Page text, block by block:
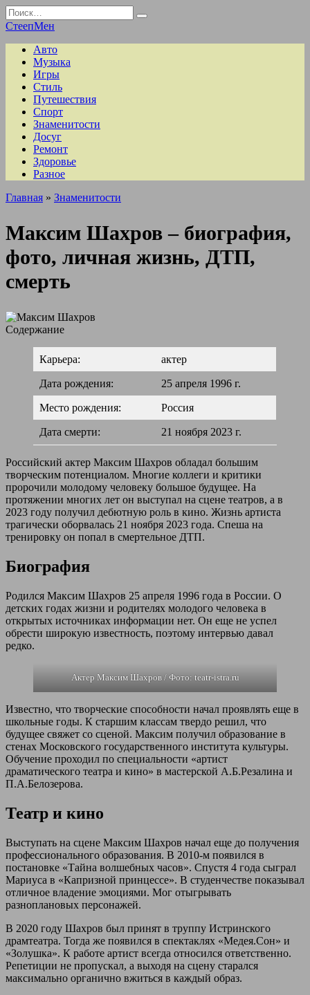
Перейти
к
Search
for:
СтеепМен
Авто
Музыка
Игры
Стиль
Путешествия
Спорт
Знаменитости
Досуг
Ремонт
Здоровье
Разное
Главная » Знаменитости
Максим Шахров – биография,
фото, личная жизнь, ДТП,
смерть
Содержание
Карьера: актер
Дата рождения: 25 апреля 1996 г.
Место рождения: Россия
Дата смерти: 21 ноября 2023 г.
Российский актер Максим Шахров обладал большим
творческим потенциалом. Многие коллеги и критики
пророчили молодому человеку большое будущее. На
протяжении многих лет он выступал на сцене театров, а в
2023 году получил дебютную роль в кино. Жизнь артиста
трагически оборвалась 21 ноября 2023 года. Спеша на
тренировку он попал в смертельное ДТП.
Биография
Родился Максим Шахров 25 апреля 1996 года в России. О
детских годах жизни и родителях молодого человека в
открытых источниках информации нет. Он еще не успел
обрести широкую известность, поэтому интервью давал
редко.
Актер Максим Шахров / Фото: teatr-istra.ru
Известно, что творческие способности начал проявлять еще в
школьные годы. К старшим классам твердо решил, что
будущее свяжет со сценой. Максим получил образование в
стенах Московского государственного института культуры.
Обучение проходил по специальности «артист
драматического театра и кино» в мастерской А.Б.Резалина и
П.А.Белозерова.
Театр и кино
Выступать на сцене Максим Шахров начал еще до получения
профессионального образования. В 2010-м появился в
постановке «Тайна волшебных часов». Спустя 4 года сыграл
Мариуса в «Капризной принцессе». В студенчестве показывал
отличное владение эмоциями. Мог отыгрывать
разноплановых персонажей.
В 2020 году Шахров был принят в труппу Истринского
драмтеатра. Тогда же появился в спектаклях «Медея.Сон» и
«Золушка». К работе артист всегда относился ответственно.
Репетиции не пропускал, а выходя на сцену старался
максимально органично вжиться в каждый образ.